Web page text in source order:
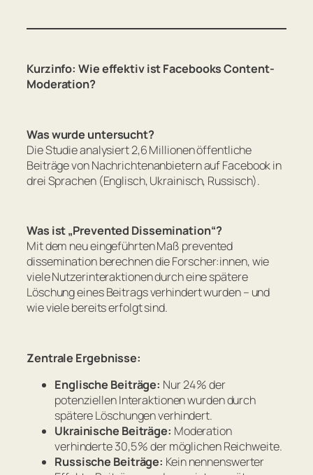
Kurzinfo: Wie effektiv ist Facebooks Content-
Moderation?
Was wurde untersucht?
Die Studie analysiert 2,6 Millionen öffentliche
Beiträge von Nachrichtenanbietern auf Facebook in
drei Sprachen (Englisch, Ukrainisch, Russisch).
Was ist „Prevented Dissemination“?
Mit dem neu eingeführten Maß prevented
disseminationberechnen die Forscher:innen, wie
viele Nutzerinteraktionen durch eine spätere
Löschung eines Beitrags verhindert wurden – und
wie viele bereits erfolgt sind.
Zentrale Ergebnisse:
Englische Beiträge: Nur 24 % der
potenziellen Interaktionen wurden durch
spätere Löschungen verhindert.
Ukrainische Beiträge: Moderation
verhinderte 30,5 % der möglichen Reichweite.
Russische Beiträge: Kein nennenswerter